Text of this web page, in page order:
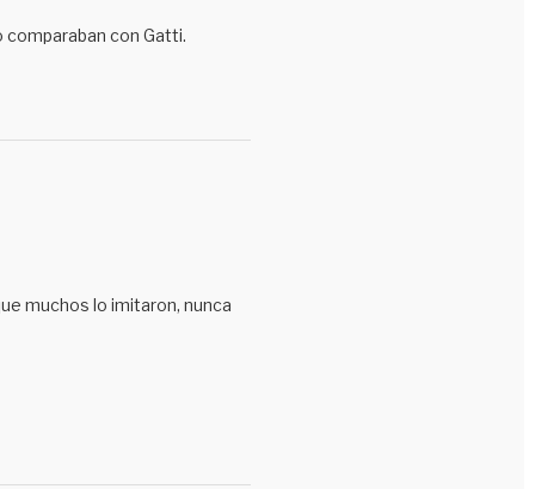
comparaban con Gatti.
muchos lo imitaron, nunca